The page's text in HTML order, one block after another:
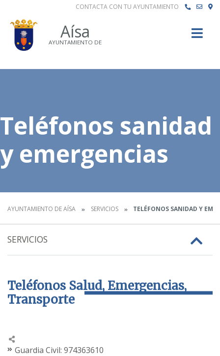
CONTACTA CON TU AYUNTAMIENTO
Aísa
AYUNTAMIENTO DE
Teléfonos sanidad
y emergencias
AYUNTAMIENTO DE AÍSA SERVICIOS TELÉFONOS SANIDAD Y
SERVICIOS
Teléfonos Salud, Emergencias,
Transporte
Guardia Civil: 974363610